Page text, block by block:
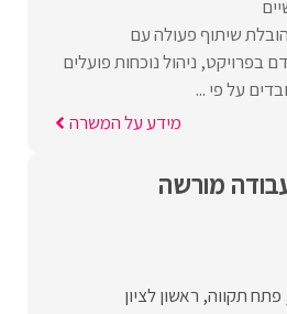
שיתוף פעולה עם
בפרויקט, ניהול נוכחות פועלים
על פי ...
מידע על המשרה
מורשה
פתח תקווה ראשון לציון